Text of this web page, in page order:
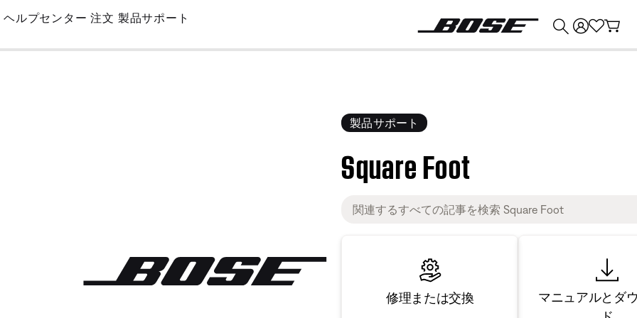
Skip
Main
ヘルプセンター 注文 製品サポート
製品サポート
Square Foot
修理または交換
マニュアルとダ